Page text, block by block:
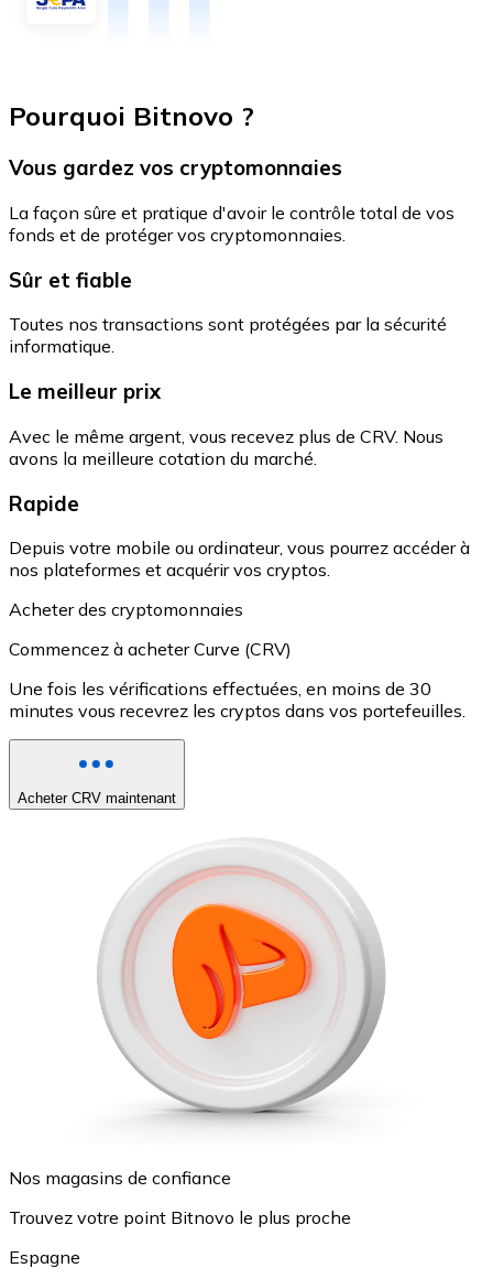
Pourquoi Bitnovo ?
Vous gardez vos cryptomonnaies
La façon sûre et pratique d'avoir le contrôle total de vos
fonds et de protéger vos cryptomonnaies.
Sûr et fiable
Toutes nos transactions sont protégées par la sécurité
informatique.
Le meilleur prix
Avec le même argent, vous recevez plus de CRV. Nous
avons la meilleure cotation du marché.
Rapide
Depuis votre mobile ou ordinateur, vous pourrez accéder à
nos plateformes et acquérir vos cryptos.
Acheter des cryptomonnaies
Commencez à acheter Curve (CRV)
Une fois les vérifications effectuées, en moins de 30
minutes vous recevrez les cryptos dans vos portefeuilles.
Acheter CRV maintenant
Nos magasins de confiance
Trouvez votre point Bitnovo le plus proche
Espagne